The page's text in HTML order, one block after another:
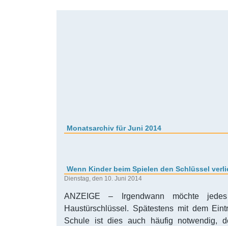
Monatsarchiv für Juni 2014
Wenn Kinder beim Spielen den Schlüssel
Dienstag, den 10. Juni 2014
ANZEIGE – Irgendwann möchte
Haustürschlüssel. Spätestens mit dem
Schule ist dies auch häufig notwendig,